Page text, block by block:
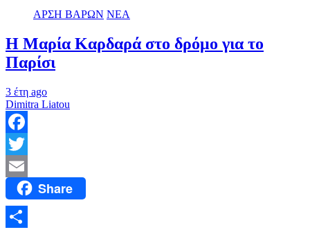
ΑΡΣΗ ΒΑΡΩΝ ΝΕΑ
Η Μαρία Καρδαρά στο δρόμο για το
Παρίσι
3 έτη ago
Dimitra Liatou
Facebook
Twitter
Email Share